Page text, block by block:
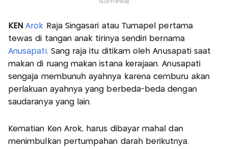
Istimewa)
KENArok Raja Singasari atau Tumapel pertama
tewas di tangan anak tirinya sendiri bernama
Anusapati. Sang raja itu ditikam oleh Anusapati saat
makan di ruang makan istana kerajaan. Anusapati
sengaja membunuh ayahnya karena cemburu akan
perlakuan ayahnya yang berbeda-beda dengan
saudaranya yang lain.
Kematian Ken Arok, harus dibayar mahal dan
menimbulkan pertumpahan darah berikutnya.